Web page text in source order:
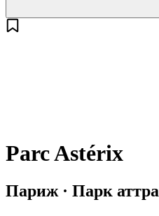
Parc Astérix
Париж · Парк